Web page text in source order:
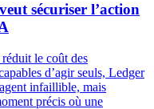
sécuriser l’action
le coût des
d’agir seuls, Ledger
infaillible, mais
précis où une